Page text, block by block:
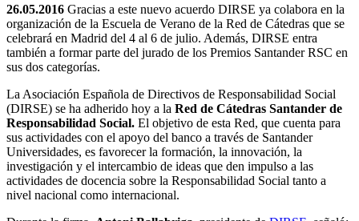
26.05.2016 Gracias a este nuevo acuerdo DIRSE ya colabora en la
organización de la Escuela de Verano de la Red de Cátedras que se
celebrará en Madrid del 4 al 6 de julio. Además, DIRSE entra
también a formar parte del jurado de los Premios Santander RSC en
sus dos categorías.
La Asociación Española de Directivos de Responsabilidad Social
(DIRSE) se ha adherido hoy a la Red de Cátedras Santander de
Responsabilidad Social. El objetivo de esta Red, que cuenta para
sus actividades con el apoyo del banco a través de Santander
Universidades, es favorecer la formación, la innovación, la
investigación y el intercambio de ideas que den impulso a las
actividades de docencia sobre la Responsabilidad Social tanto a
nivel nacional como internacional.